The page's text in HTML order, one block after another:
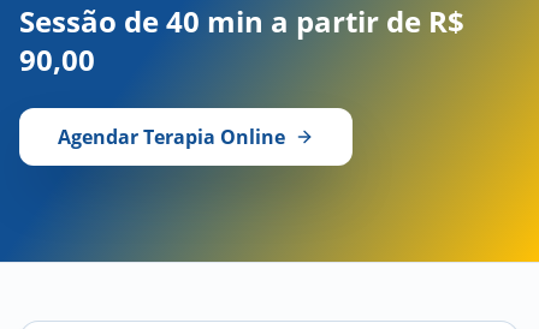
Sessão de 40 min a partir de R$
90,00
Agendar Terapia Online